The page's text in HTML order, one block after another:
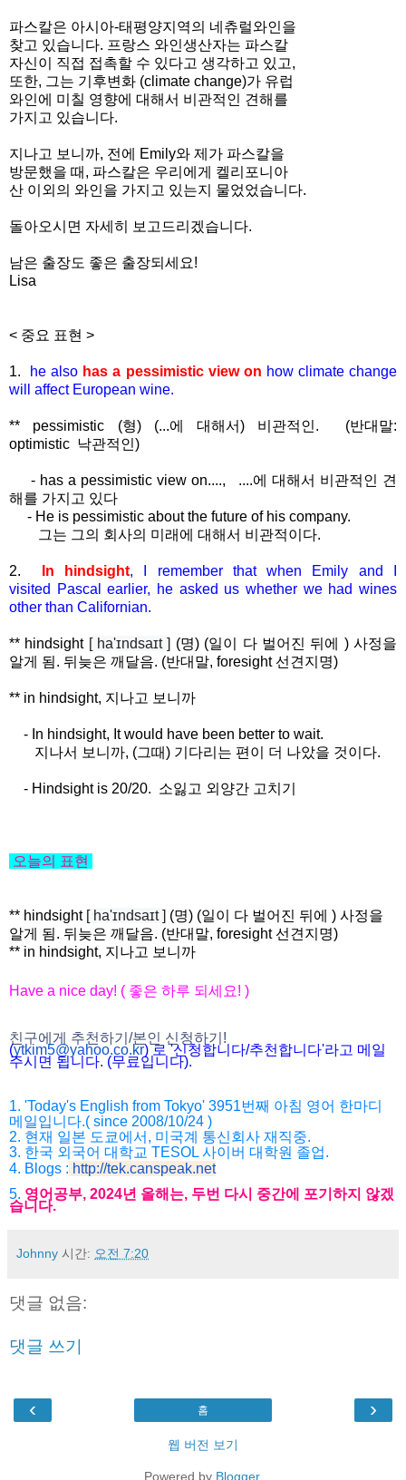
파스칼은 아시아-태평양지역의 네츄럴와인을
찾고 있습니다. 프랑스 와인생산자는 파스칼
자신이 직접 접촉할 수 있다고 생각하고 있고,
또한, 그는 기후변화 (climate change)가 유럽
와인에 미칠 영향에 대해서 비관적인 견해를
가지고 있습니다.
지나고 보니까, 전에 Emily와 제가 파스칼을
방문했을 때, 파스칼은 우리에게 켈리포니아
산 이외의 와인을 가지고 있는지 물었었습니다.
돌아오시면 자세히 보고드리겠습니다.
남은 출장도 좋은 출장되세요!
Lisa
< 중요 표현 >
1. he also has a pessimistic view on how climatechange
will affect European wine.
** pessimistic (형) (...에 대해서) 비관적인. (반대말:
optimistic 낙관적인)
- has a pessimistic view on...., ....에 대해서 비관적인 견
해를 가지고 있다
- He is pessimistic about the future of his company.
그는 그의 회사의 미래에 대해서 비관적이다.
2. In hindsight, I remember that when Emily and I
visited
Pascal earlier, he asked us whether we had wines
other than Californian.
** hindsight [ ha'ɪndsaɪt ] (명) (일이 다 벌어진 뒤에 ) 사정을
알게 됨. 뒤늦은 깨달음. (반대말, foresight 선견지명)
** in hindsight, 지나고 보니까
- In hindsight, It would have been better to wait.
지나서 보니까, (그때) 기다리는 편이 더 나았을 것이다.
- Hindsight is 20/20. 소잃고 외양간 고치기
오늘의 표현
** hindsight [ ha'ɪndsaɪt ] (명) (일이 다 벌어진 뒤에 ) 사정을
알게 됨. 뒤늦은 깨달음. (반대말, foresight 선견지명)
** in hindsight, 지나고 보니까
Have a nice day! ( 좋은 하루 되세요! )
친구에게 추천하기/본인 신청하기!
(ytkim5@yahoo.co.kr) 로 '신청합니다/추천합니다'라고 메일
주시면 됩니다. (무료입니다).
1. 'Today's English from Tokyo' 3951번째 아침 영어 한마디
메일입니다.( since 2008/10/24 )
2. 현재 일본 도쿄에서, 미국계 통신회사 재직중.
3. 한국 외국어 대학교 TESOL 사이버 대학원 졸업.
4. Blogs : http://tek.canspeak.net
5. 영어공부, 2024년 올해는, 두번 다시 중간에 포기하지 않겠
습니다.
Johnny 시간: 오전 7:20
댓글 없음:
댓글 쓰기
‹ ›
홈
웹 버전 보기
Powered by Blogger.